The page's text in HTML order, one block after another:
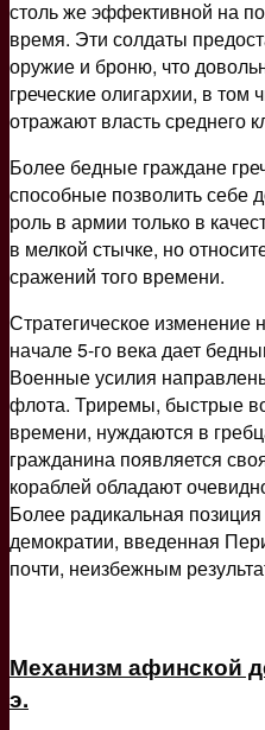
столь же эффективной на
время. Эти солдаты
оружие и броню, что
греческие олигархии, в
отражают власть среднего
Более бедные граждане
способные позволить себе
роль в армии только в
в мелкой стычке, но
сражений того времени.
Стратегическое
начале 5-го века дает
Военные усилия
флота. Триремы, быстрые
времени, нуждаются в
гражданина появляется
кораблей обладают
Более радикальная
демократии, введенная
почти, неизбежным
Механизм афинской
э.